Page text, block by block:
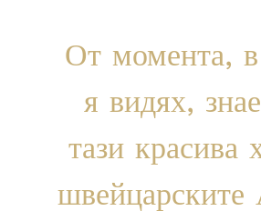
От момента,
я видях,
тази красива